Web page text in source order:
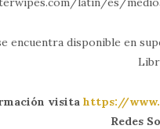
encuentra disponible en
visitahttps://
Redes